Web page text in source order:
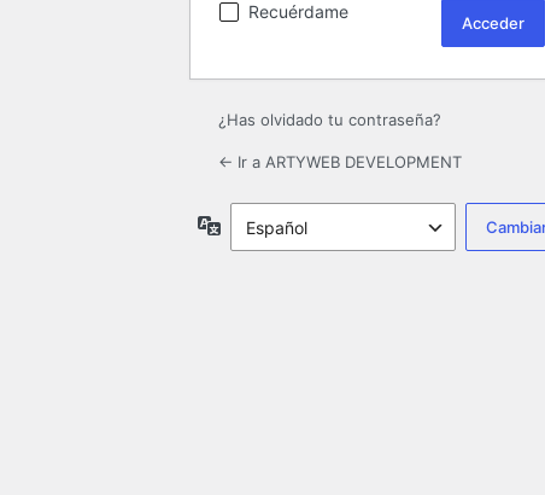
Recuérdame
¿Has olvidado tu contraseña?
← Ir a ARTYWEB DEVELOPMENT
Idioma